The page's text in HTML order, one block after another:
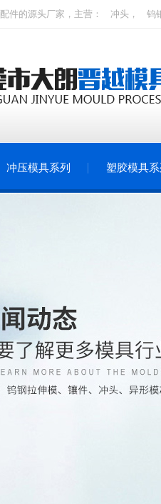
配件的源头厂家，主营： 冲头 ， 钨
冲压模具系列 塑胶模具系